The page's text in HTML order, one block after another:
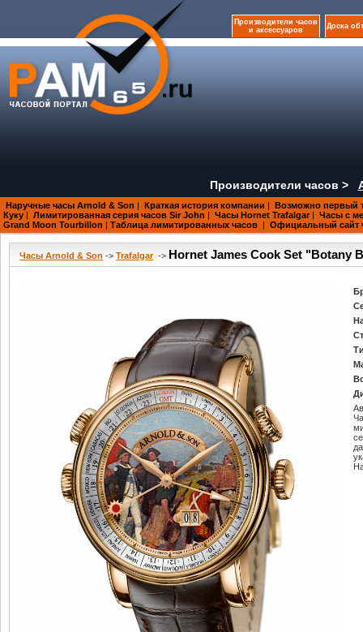
Производители часов
и аксессуаров
Доска
Производители часов >
Наручные часы Arnold & Son | Краткая история компании | Возможно первый
Куку | Лимитированная серия часов Sir John | Часы Hornet Trafalgar | Часы с
Grand Moon Tourbillon | Таблица лимитированных часов | Официальный сайт
Часы Arnold & Son ->Trafalgar-> Hornet James Cook Set "Botany